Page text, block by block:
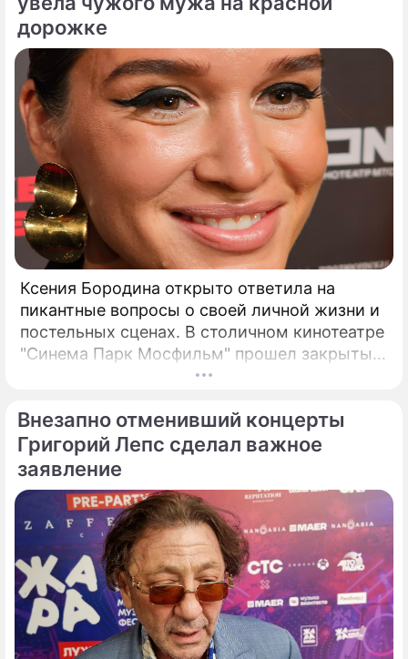
отпуска.
дорожке
Ксения Бородина открыто ответила на
пикантные вопросы о своей личной жизни и
постельных сценах. В столичном кинотеатре
"Синема Парк Мосфильм" прошел закрытый
показ романтической комедии с элементами
Внезапно отменивший концерты
Григорий Лепс сделал важное
заявление